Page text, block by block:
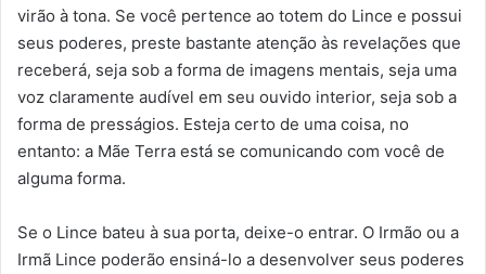
virão à tona. Se você pertence ao totem do Lince e possui
seus poderes, preste bastante atenção às revelações que
receberá, seja sob a forma de imagens mentais, seja uma
voz claramente audível em seu ouvido interior, seja sob a
forma de presságios. Esteja certo de uma coisa, no
entanto: a Mãe Terra está se comunicando com você de
alguma forma.
Se o Lince bateu à sua porta, deixe-o entrar. O Irmão ou a
Irmã Lince poderão ensiná-lo a desenvolver seus poderes